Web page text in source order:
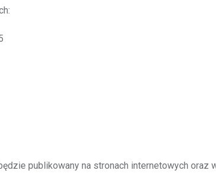
publikowany na stronach internetowych oraz